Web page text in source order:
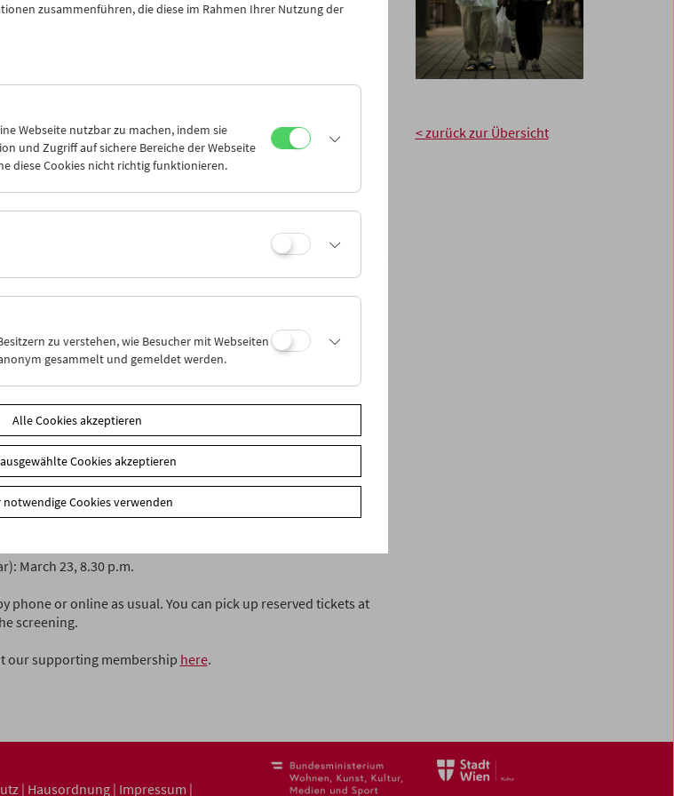
We Are)(2008, Ann Hui) am 2. März, 20.30
am 23. März, 20.30
telefonisch bzw. online reserviert werden. Die Ausgabe
an der Abendkassa.
Supporting Members in March
support our institution and receive numerous benefits, such as
(1999, Kitano Takeshi): March 2, 6 p.m.
We Are)(2008, Ann Hui): March 2, 8.30 p.m.
March 23, 8.30 p.m.
phone or online as usual. You can pick up reserved tickets at
screening.
our supporting membership here.
< zurück zur Übersicht
| Hausordnung | Impressum |
zusammenführen, die diese im Rahmen Ihrer Nutzung der
Webseite nutzbar zu machen, indem sie
und Zugriff auf sichere Bereiche der Webseite
diese Cookies nicht richtig funktionieren.
zu verstehen, wie Besucher mit Webseiten
gesammelt und gemeldet werden.
Alle Cookies akzeptieren
Cookies akzeptieren
notwendige Cookies verwenden